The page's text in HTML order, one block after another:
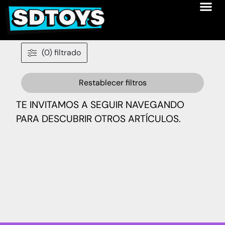
(0) filtrado
Restablecer filtros
TE INVITAMOS A SEGUIR NAVEGANDO
PARA DESCUBRIR OTROS ARTÍCULOS.